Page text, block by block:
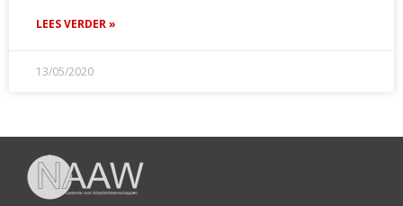
LEES VERDER »
13/05/2020